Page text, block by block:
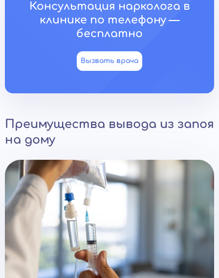
Консультация нарколога в
клинике по телефону —
бесплатно
Вызвать врача
Преимущества вывода из запоя
на дому